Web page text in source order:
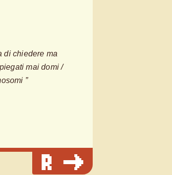
di chiedere ma
mai domi /
”